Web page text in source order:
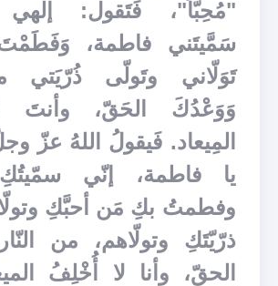
"مُحِبّاً"، فَتَقول:
سَمَّيتَني فاطمة،
تَوَلّاني وتَولّى ذُرّيَتي
وَوَعْدُكَ الحَقّ، وأنتَ
المِيعاد. فَيقولُ اللهُ عزّ
يا فاطمة، إنّي
وفطمتُ بكِ مَن أحبَّكِ
ذرّيّتَكِ وتولّاهم، من
الحقّ، وأنا لا أُخْلِفُ